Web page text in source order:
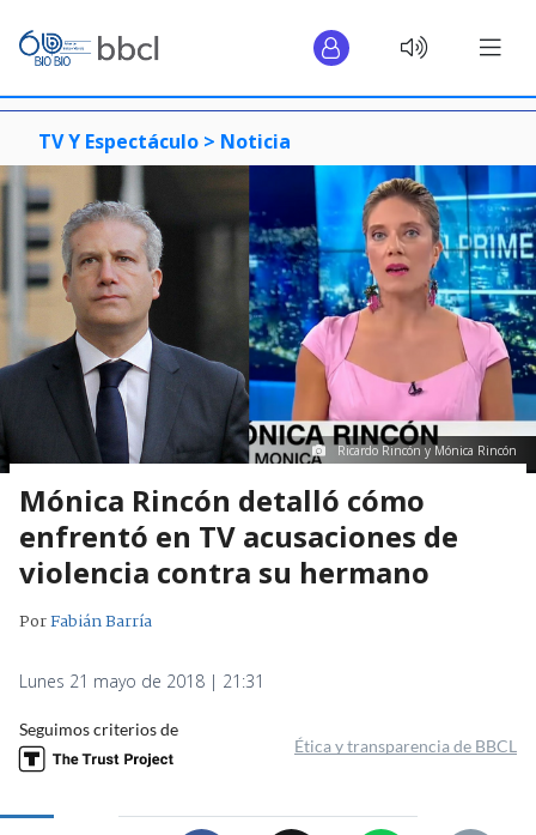
TV Y Espectáculo > Noticia
Ricardo Rincón y Mónica Rincón
Mónica Rincón detalló cómo
enfrentó en TV acusaciones de
violencia contra su hermano
PorFabián Barría
Lunes 21 mayo de 2018 | 21:31
Seguimos criterios de
Ética y transparencia de BBCL